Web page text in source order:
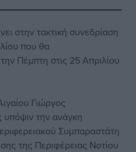
στην τακτική συνεδρίαση
που θα
Πέμπτη στις 25 Απριλίου
Γιώργος
την ανάγκη
Συμπαραστάτη
της Περιφέρειας Νοτίου